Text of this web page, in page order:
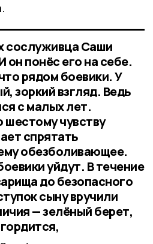
сослуживца Саши
он понёс его на себе.
рядом боевики. У
зоркий взгляд. Ведь
с малых лет.
шестому чувству
спрятать
обезболивающее.
уйдут. В течение
до безопасного
сыну вручили
— зелёный берет,